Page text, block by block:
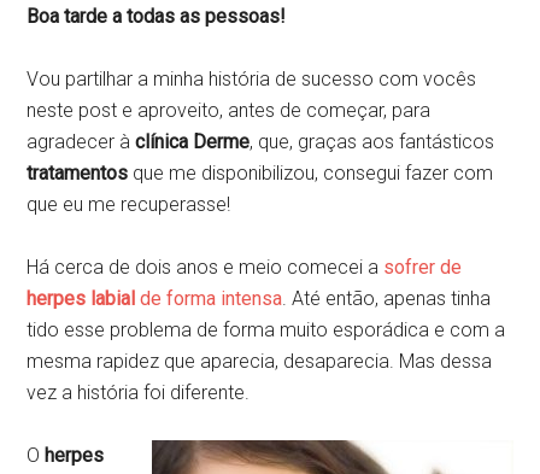
Boa tarde a todas as pessoas!
Vou partilhar a minha história de sucesso com vocês
neste post e aproveito, antes de começar, para
agradecer àclínica Derme, que, graças aos fantásticos
tratamentos que me disponibilizou, consegui fazer com
que eu me recuperasse!
Há cerca de dois anos e meio comecei a sofrer de
herpes labial de forma intensa. Até então, apenas tinha
tido esse problema de forma muito esporádica e com a
mesma rapidez que aparecia, desaparecia. Mas dessa
vez a história foi diferente.
Oherpes